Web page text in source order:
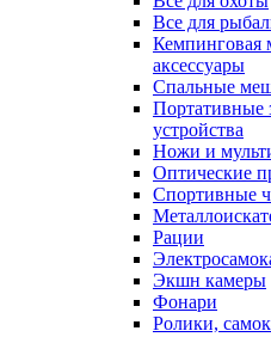
Все для
Кемпинговая
аксессуары
Спальные
Портативные
устройства
Ножи и
Оптические
Спортивные
Рации
Экшн камеры
Фонари
Ролики,